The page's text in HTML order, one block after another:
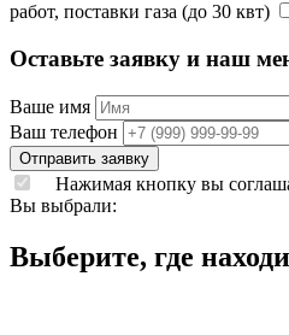
работ, поставки газа (до 30 квт)
Оставьте заявку и наш
Ваше имя
Ваш телефон
Нажимая кнопку вы
Вы выбрали:
Выберите, где